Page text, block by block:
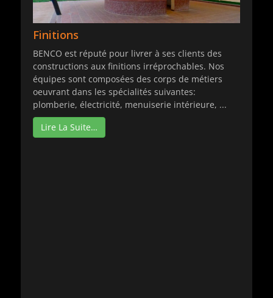
Finitions
BENCO est réputé pour livrer à ses clients des
constructions aux finitions irréprochables. Nos
équipes sont composées des corps de métiers
oeuvrant dans les spécialités suivantes:
plomberie, électricité, menuiserie intérieure, ...
Lire La Suite…